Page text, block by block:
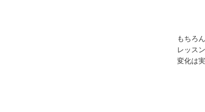
もちろ
レッス
変化は